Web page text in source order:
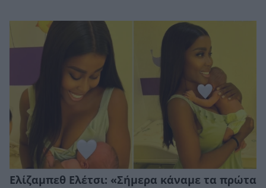
Ελίζαμπεθ Ελέτσι: «Σήμερα κάναμε τα πρώτα